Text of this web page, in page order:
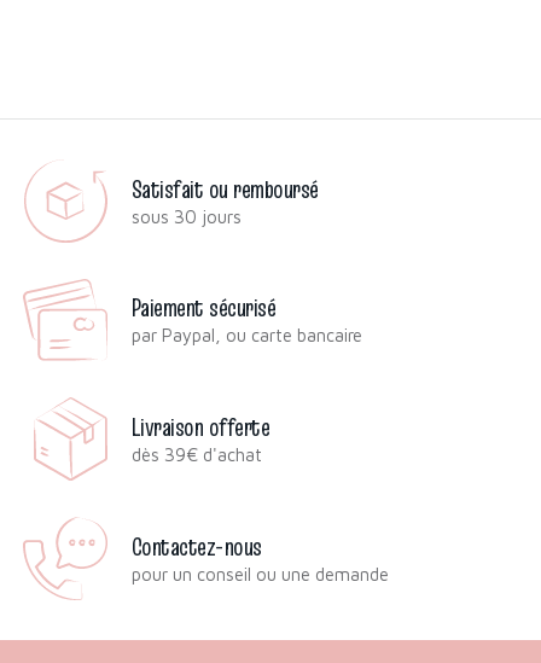
Satisfait ou remboursé
sous 30 jours
Paiement sécurisé
par Paypal, ou carte bancaire
Livraison offerte
dès 39€ d'achat
Contactez-nous
pour un conseil ou une demande